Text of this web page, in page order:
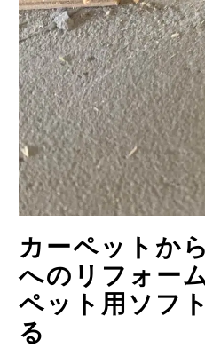
カーペットか
へのリフォー
ペット用ソフ
る